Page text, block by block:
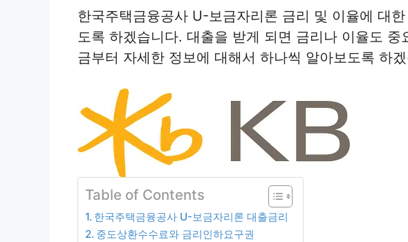
한국주택금융공사 U-보금자리론 금리 및 이율에 대
도록 하겠습니다. 대출을 받게 되면 금리나 이율도 중
금부터 자세한 정보에 대해서 하나씩 알아보도록 하
Table of Contents
한국주택금융공사 U-보금자리론 대출금리
중도상환수수료와 금리인하요구권